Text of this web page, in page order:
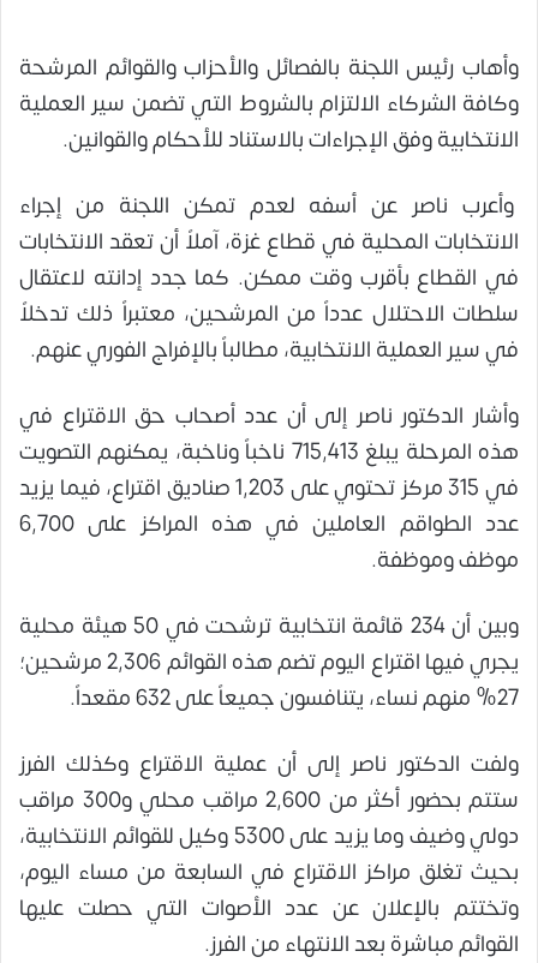
وأهاب رئيس اللجنة بالفصائل والأحزاب والقوائم المرشحة
وكافة الشركاء الالتزام بالشروط التي تضمن سير العملية
الانتخابية وفق الإجراءات بالاستناد للأحكام والقوانين.
وأعرب ناصر عن أسفه لعدم تمكن اللجنة من إجراء
الانتخابات المحلية في قطاع غزة، آملاً أن تعقد الانتخابات
في القطاع بأقرب وقت ممكن. كما جدد إدانته لاعتقال
سلطات الاحتلال عدداً من المرشحين، معتبراً ذلك تدخلاً
في سير العملية الانتخابية، مطالباً بالإفراج الفوري عنهم.
وأشار الدكتور ناصر إلى أن عدد أصحاب حق الاقتراع في
هذه المرحلة يبلغ 715,413 ناخباً وناخبة، يمكنهم التصويت
في 315 مركز تحتوي على 1,203 صناديق اقتراع، فيما يزيد
عدد الطواقم العاملين في هذه المراكز على 6,700
موظف وموظفة.
وبين أن 234 قائمة انتخابية ترشحت في 50 هيئة محلية
يجري فيها اقتراع اليوم تضم هذه القوائم 2,306 مرشحين؛
27% منهم نساء، يتنافسون جميعاً على 632 مقعداً.
ولفت الدكتور ناصر إلى أن عملية الاقتراع وكذلك الفرز
ستتم بحضور أكثر من 2,600 مراقب محلي و300 مراقب
دولي وضيف وما يزيد على 5300 وكيل للقوائم الانتخابية،
بحيث تغلق مراكز الاقتراع في السابعة من مساء اليوم،
وتختتم بالإعلان عن عدد الأصوات التي حصلت عليها
القوائم مباشرة بعد الانتهاء من الفرز.